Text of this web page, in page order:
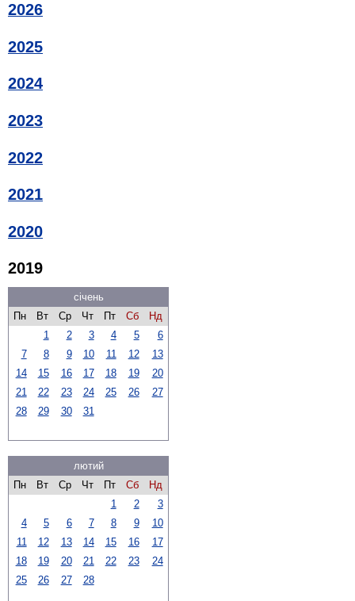
2026
2025
2024
2023
2022
2021
2020
2019
січень
Пн
Вт Ср Чт Пт Сб
Нд
1
2 3 4 5
6
7
8 9 10 11 12
13
14
15 16 17 18 19
20
21
22 23 24 25 26
27
28
29 30 31
лютий
Пн
Вт Ср Чт Пт Сб
Нд
1
2
3
4
5 6 7 8 9
10
11
12 13 14 15 16
17
18
19 20 21 22 23
24
25
26 27 28